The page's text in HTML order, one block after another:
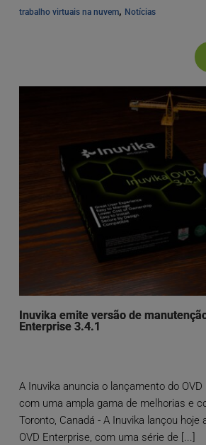
trabalho virtuais na nuvem, Notícias
Inuvika emite versão de
Enterprise 3.4.1
A Inuvika anuncia o lançamento do OVD
com uma ampla gama de melhorias e
Toronto, Canadá - A Inuvika lançou hoje
OVD Enterprise, com uma série de [...]